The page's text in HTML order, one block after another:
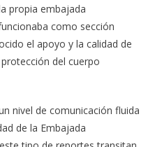
propia embajada
como sección
el apoyo y la calidad de
del cuerpo
nivel de comunicación fluida
de la Embajada